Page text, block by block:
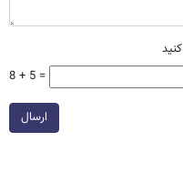
8 + 5 =
ارسال